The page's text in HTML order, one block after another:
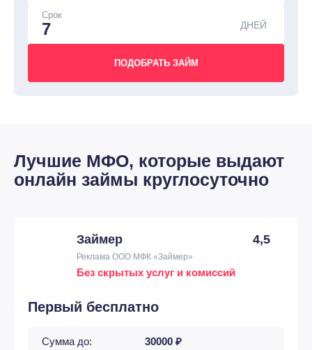
Срок
ДНЕЙ
Лучшие МФО, которые выдают
онлайн займы круглосуточно
Займер 4,5
Реклама ООО МФК «Займер»
Без скрытых услуг и комиссий
Первый бесплатно
Сумма до: 30000 ₽